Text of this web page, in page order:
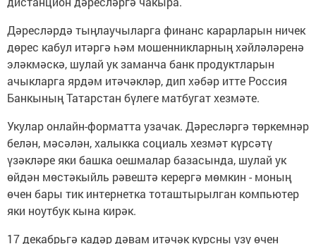
Дәресләрдә тыңлаучыларга финанс карарларын ничек
дөрес кабул итәргә һәм мошенникларның хәйләләренә
эләкмәскә, шулай ук заманча банк продуктларын
ачыкларга ярдәм итәчәкләр, дип хәбәр итте Россия
Банкының Татарстан бүлеге матбугат хезмәте.
Укулар онлайн-форматта узачак. Дәресләргә төркемнәр
белән, мәсәлән, халыкка социаль хезмәт күрсәтү
үзәкләре яки башка оешмалар базасында, шулай ук
өйдән мөстәкыйль рәвештә керергә мөмкин - моның
өчен бары тик интернетка тоташтырылган компьютер
яки ноутбук кына кирәк.
17 декабрьгә кадәр дәвам итәчәк курсны узу өчен